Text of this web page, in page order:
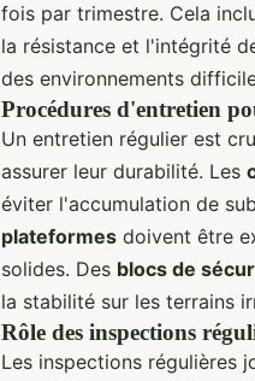
fois par trimestre. Cela
la résistance et l'intégrité
des environnements
Procédures d'entretien
Un entretien régulier est
assurer leur durabilité. Les
éviter l'accumulation de
plateformes doivent être
solides. Des blocs de
la stabilité sur les terrains
Rôle des inspections
Les inspections régulières